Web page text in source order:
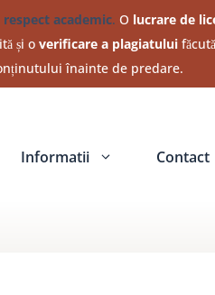
academic. O lucrare de
și overificare a plagiatului
înainte de predare.
Informatii Contact